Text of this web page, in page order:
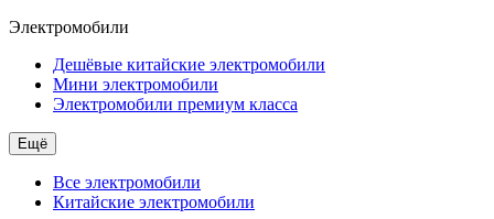
Электромобили
Дешёвые китайские электромобили
Мини электромобили
Электромобили премиум класса
Ещё
Все электромобили
Китайские электромобили